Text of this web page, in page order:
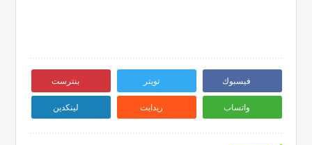
فيسبوك تويتر بنترست
واتساب ريدايت لينكدين